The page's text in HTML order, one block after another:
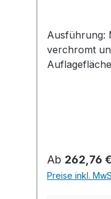
Ausführung:
verchromt
das Auswechseln
Messeinsatz
Die
Regulärer
Ab 262,76 €
Preise inkl.